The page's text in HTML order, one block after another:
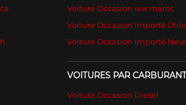
Voiture Occasion ww maroc
Voiture Occasion Importé
Voiture Occasion Importé Neuf
VOITURES PAR CARBURANT
Voiture Occasion Diesel